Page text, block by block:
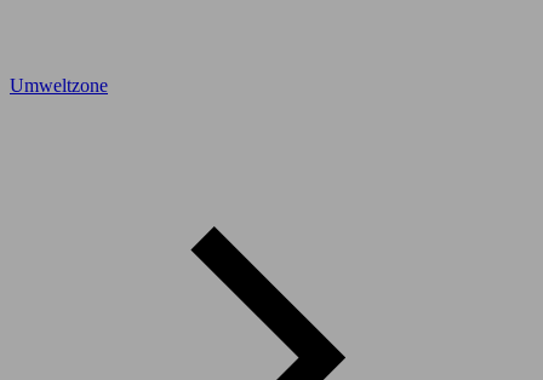
Umweltzone